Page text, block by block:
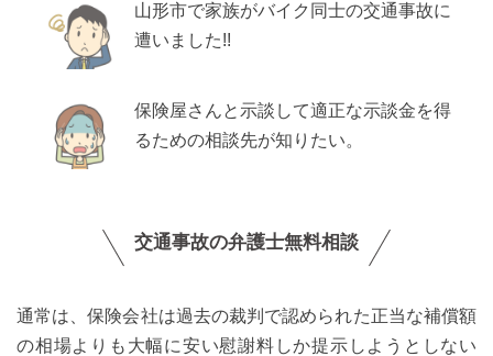
山形市で家族がバイク同士の交通事故に
遭いました!!
保険屋さんと示談して適正な示談金を得
るための相談先が知りたい。
交通事故の弁護士無料相談
通常は、保険会社は過去の裁判で認められた正当な補償額
の相場よりも大幅に安い慰謝料しか提示しようとしない